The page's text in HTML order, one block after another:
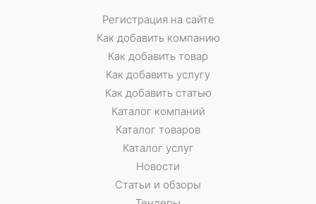
Регистрация на сайте
Как добавить компанию
Как добавить товар
Как добавить услугу
Как добавить статью
Каталог компаний
Каталог товаров
Каталог услуг
Новости
Статьи и обзоры